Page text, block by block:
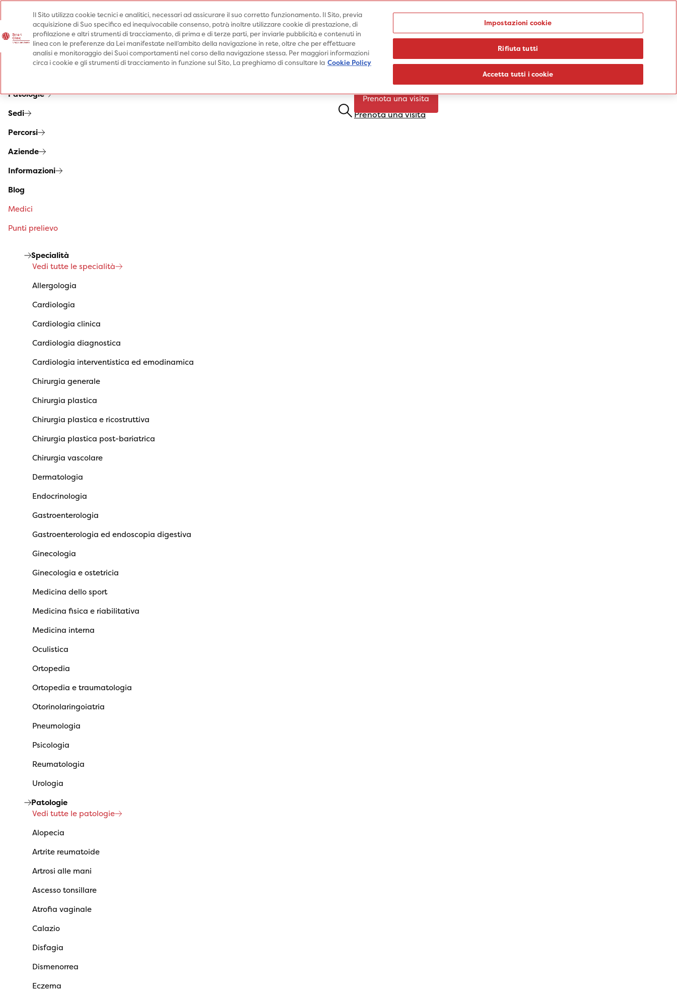
Prenota una visita
Prenota una visita
Specialità
Patologie
Sedi
Percorsi
Aziende
Informazioni
Blog
Medici
Punti prelievo
Specialità
Vedi tutte le specialità
Allergologia
Cardiologia
Cardiologia clinica
Cardiologia diagnostica
Cardiologia interventistica ed emodinamica
Chirurgia generale
Chirurgia plastica
Chirurgia plastica e ricostruttiva
Chirurgia plastica post-bariatrica
Chirurgia vascolare
Dermatologia
Endocrinologia
Gastroenterologia
Gastroenterologia ed endoscopia digestiva
Ginecologia
Ginecologia e ostetricia
Medicina dello sport
Medicina fisica e riabilitativa
Medicina interna
Oculistica
Ortopedia
Ortopedia e traumatologia
Otorinolaringoiatria
Pneumologia
Psicologia
Reumatologia
Urologia
Patologie
Vedi tutte le patologie
Alopecia
Artrite reumatoide
Artrosi alle mani
Ascesso tonsillare
Atrofia vaginale
Calazio
Disfagia
Dismenorrea
Eczema
Medici Punti prelievo
Specialità PrestazioniPatologie Sedi Percorsi Aziende Informazioni
Prenota una visita
Prenota una visita
Il Sito utilizza cookie tecnici e analitici, necessari ad assicurare il suo corretto funzionamento. Il Sito, previa
acquisizione di Suo specifico ed inequivocabile consenso, potrà inoltre utilizzare cookie di prestazione, di
profilazione e altri strumenti di tracciamento, di prima e di terze parti, per inviarle pubblicità e contenuti in
linea con le preferenze da Lei manifestate nell’ambito della navigazione in rete, oltre che per effettuare
analisi e monitoraggio dei Suoi comportamenti nel corso della navigazione stessa. Per maggiori informazioni
circa i cookie e gli strumenti di tracciamento in funzione sul Sito, La preghiamo di consultare la Cookie Policy
Impostazioni cookie
Rifiuta tutti
Accetta tutti i cookie